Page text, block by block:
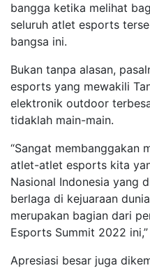
bangga ketika melihat
seluruh atlet esports
bangsa ini.
Bukan tanpa alasan,
esports yang mewakili
elektronik outdoor
tidaklah main-main.
“Sangat membanggakan
atlet-atlet esports kita
Nasional Indonesia yang
berlaga di kejuaraan
merupakan bagian dari
Esports Summit 2022
Apresiasi besar juga